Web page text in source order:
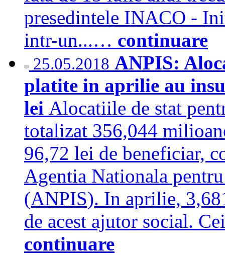
presedintele INACO -
intr-un...… continuare
25.05.2018 ANPIS:
platite in aprilie au
lei Alocatiile de stat
totalizat 356,044
96,72 lei de beneficiar,
Agentia Nationala
(ANPIS). In aprilie,
de acest ajutor social.
continuare